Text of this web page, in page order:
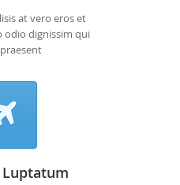
at vero eros et
odio dignissim qui